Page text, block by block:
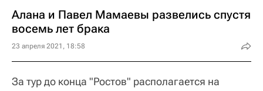
Алана и Павел Мамаевы развелись спустя
восемь лет брака
23 апреля 2021, 18:58
За тур до конца "Ростов" располагается на